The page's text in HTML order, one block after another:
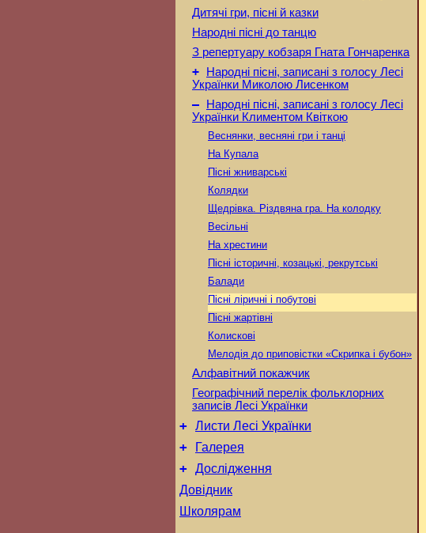
Дитячі гри, пісні й казки
Народні пісні до танцю
З репертуару кобзаря Гната Гончаренка
+
Народні пісні, записані з голосу Лесі
Українки Миколою Лисенком
–
Народні пісні, записані з голосу Лесі
Українки Климентом Квіткою
Веснянки, весняні гри і танці
На Купала
Пісні жниварські
Колядки
Щедрівка. Різдвяна гра. На колодку
Весільні
На хрестини
Пісні історичні, козацькі, рекрутські
Балади
Пісні ліричні і побутові
Пісні жартівні
Колискові
Мелодія до приповістки «Скрипка і бубон»
Алфавітний покажчик
Географічний перелік фольклорних
записів Лесі Українки
+ Листи Лесі Українки
+ Галерея
+ Дослідження
Довідник
Школярам